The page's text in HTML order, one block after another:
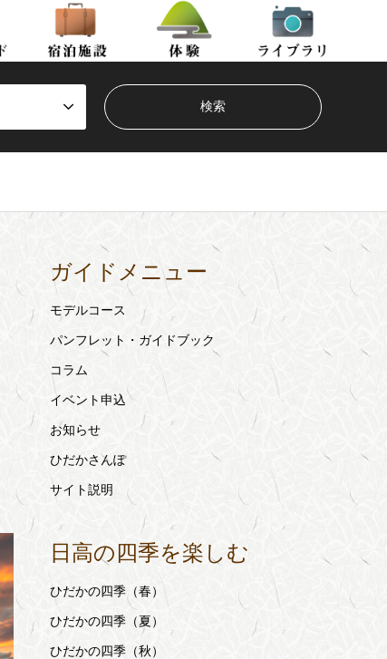
ガイドメニュー
モデルコース
パンフレット・ガイドブック
コラム
イベント申込
お知らせ
ひだかさんぽ
サイト説明
日高の四季を楽しむ
ひだかの四季（春）
ひだかの四季（夏）
ひだかの四季（秋）